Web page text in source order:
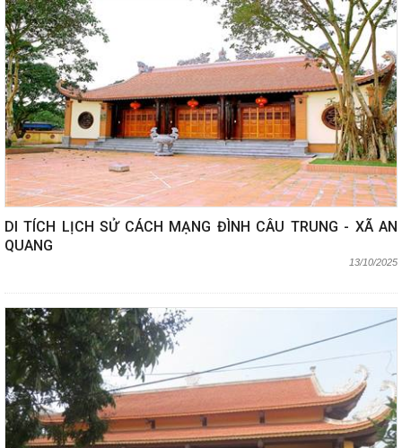
DI TÍCH LỊCH SỬ CÁCH MẠNG ĐÌNH CÂU TRUNG - XÃ AN
QUANG
13/10/2025